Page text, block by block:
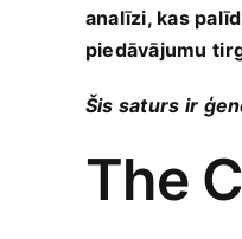
analīzi, kas
piedāvājumu⁤
Šis saturs ⁤ir
The